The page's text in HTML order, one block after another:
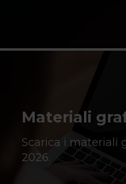
Materiali
Scarica i materiali
2026.